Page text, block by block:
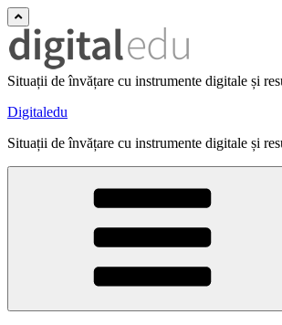
Situații de învățare cu instrumente digitale și
Digitaledu
Situații de învățare cu instrumente digitale și